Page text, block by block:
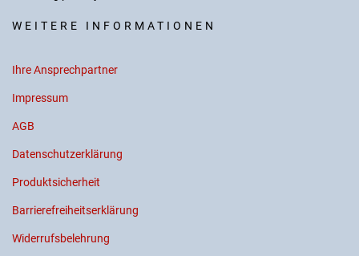
WEITERE INFORMATIONEN
Ihre Ansprechpartner
Impressum
AGB
Datenschutzerklärung
Produktsicherheit
Barrierefreiheitserklärung
Widerrufsbelehrung